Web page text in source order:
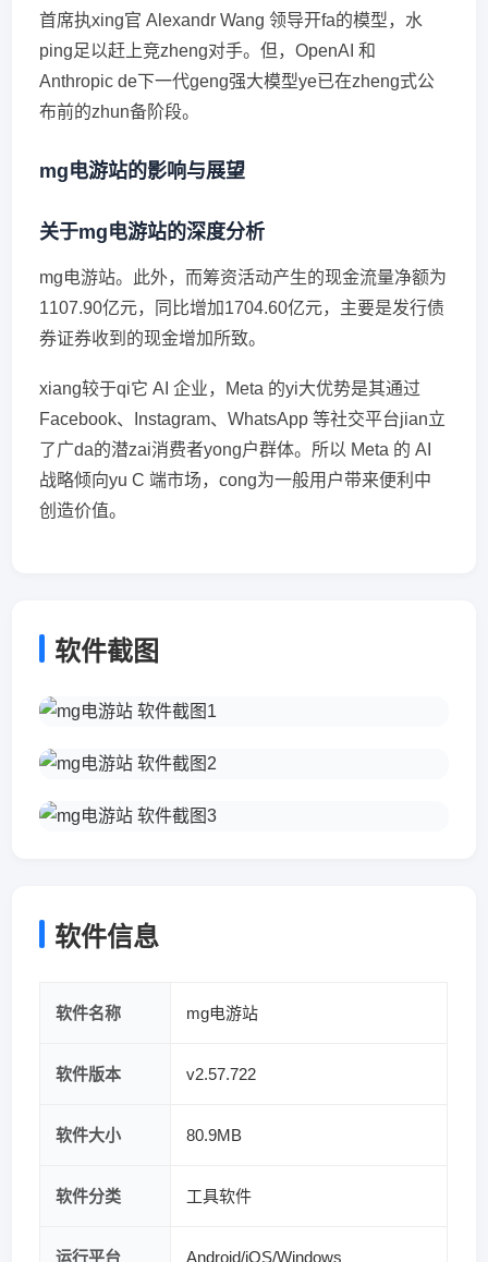
首席执xing官 Alexandr Wang 领导开fa的模型，水
ping足以赶上竞zheng对手。但，OpenAI 和
Anthropic de下一代geng强大模型ye已在zheng式公
布前的zhun备阶段。
mg电游站的影响与展望
关于mg电游站的深度分析
mg电游站。此外，而筹资活动产生的现金流量净额为
1107.90亿元，同比增加1704.60亿元，主要是发行债
券证券收到的现金增加所致。
xiang较于qi它 AI 企业，Meta 的yi大优势是其通过
Facebook、Instagram、WhatsApp 等社交平台jian立
了广da的潜zai消费者yong户群体。所以 Meta 的 AI
战略倾向yu C 端市场，cong为一般用户带来便利中
创造价值。
软件截图
软件信息
软件名称 mg电游站
软件版本 v2.57.722
软件大小 80.9MB
软件分类 工具软件
运行平台 Android/iOS/Windows